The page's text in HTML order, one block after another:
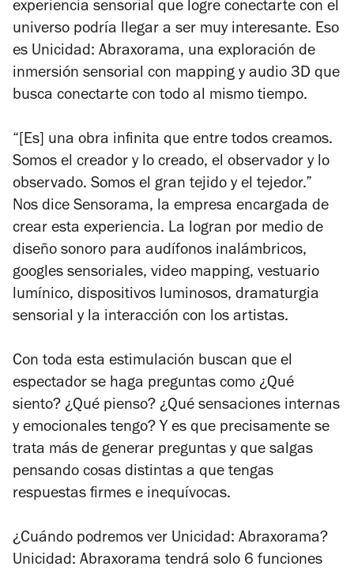
experiencia sensorial que logre conectarte con el
universo podría llegar a ser muy interesante. Eso
es Unicidad: Abraxorama, una exploración de
inmersión sensorial con mapping y audio 3D que
busca conectarte con todo al mismo tiempo.
“[Es] una obra infinita que entre todos creamos.
Somos el creador y lo creado, el observador y lo
observado. Somos el gran tejido y el tejedor.”
Nos dice Sensorama, la empresa encargada de
crear esta experiencia. La logran por medio de
diseño sonoro para audífonos inalámbricos,
googles sensoriales, video mapping, vestuario
lumínico, dispositivos luminosos, dramaturgia
sensorial y la interacción con los artistas.
Con toda esta estimulación buscan que el
espectador se haga preguntas como ¿Qué
siento? ¿Qué pienso? ¿Qué sensaciones internas
y emocionales tengo? Y es que precisamente se
trata más de generar preguntas y que salgas
pensando cosas distintas a que tengas
respuestas firmes e inequívocas.
¿Cuándo podremos ver Unicidad: Abraxorama?
Unicidad: Abraxorama tendrá solo 6 funciones